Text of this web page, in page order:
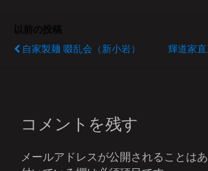
自家製麺 啜乱会（新小岩）
輝道家直
コメントを残す
メールアドレスが公開されることはあ